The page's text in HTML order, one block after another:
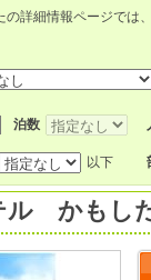
詳細情報ページでは
泊数
以下
ル かもし